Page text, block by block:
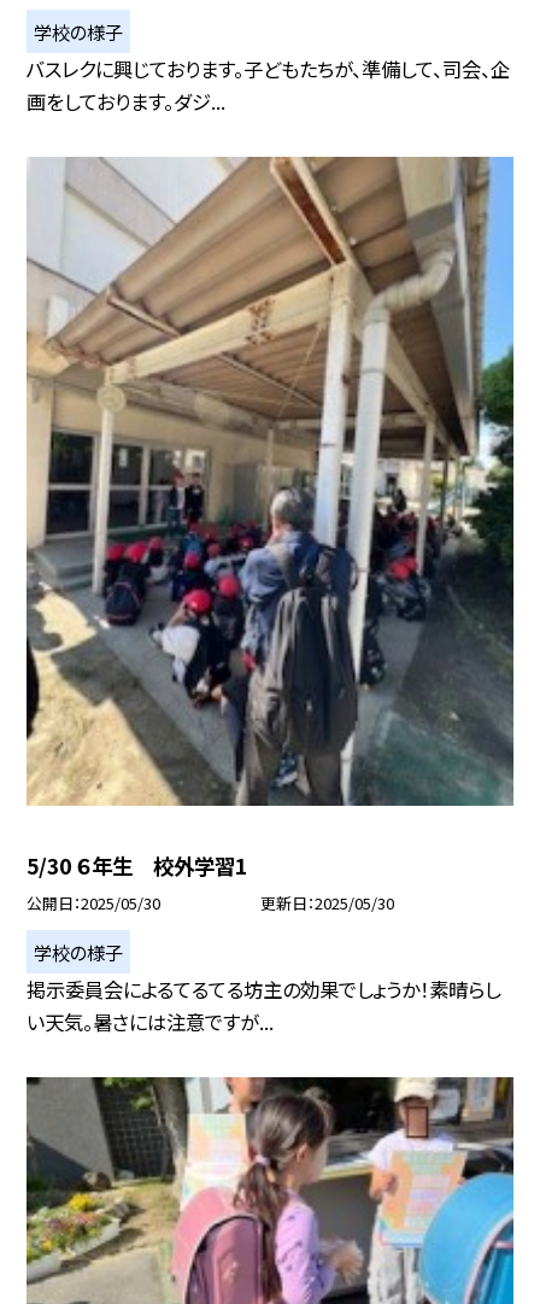
学校の様子
バスレクに興じております。子どもたちが、準備して、司会、企
画をしております。ダジ...
5/30 ６年生 校外学習1
公開日 2025/05/30 更新日 2025/05/30
学校の様子
掲示委員会によるてるてる坊主の効果でしょうか！素晴らし
い天気。暑さには注意ですが...